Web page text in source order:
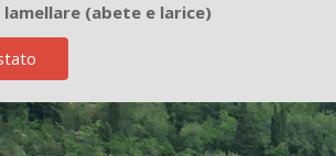
lamellare (abete e larice)